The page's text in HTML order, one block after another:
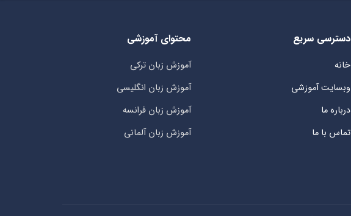
دسترسی سریع
خانه
وبسایت آموزشی
درباره ما
تماس با ما
محتوای آموزشی
آموزش زبان ترکی
آموزش زبان انگلیسی
آموزش زبان فرانسه
آموزش زبان آلمانی